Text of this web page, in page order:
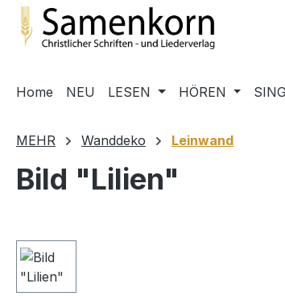
Hauptinhalt springen
Zur Suche springen
Zur Hauptnavigation springen
Home NEU LESEN HÖREN
MEHR Wanddeko Leinwand
Bild "Lilien"
Bildergalerie überspringen